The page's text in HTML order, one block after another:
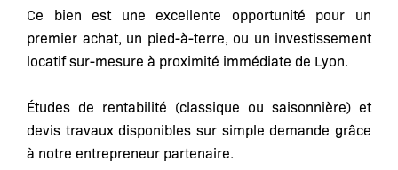
Ce bien est une excellente opportunité pour un
premier achat, un pied-à-terre, ou un investissement
locatif sur-mesure à proximité immédiate de Lyon.
Études de rentabilité (classique ou saisonnière) et
devis travaux disponibles sur simple demande grâce
à notre entrepreneur partenaire.